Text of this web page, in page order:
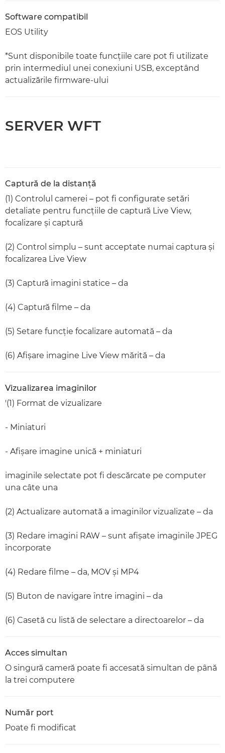
Software compatibil
EOS Utility
*Sunt disponibile toate funcţiile care pot fi utilizate
prin intermediul unei conexiuni USB, exceptând
actualizările firmware-ului
SERVER WFT
Captură de la distanţă
(1) Controlul camerei – pot fi configurate setări
detaliate pentru funcţiile de captură Live View,
focalizare şi captură
(2) Control simplu – sunt acceptate numai captura şi
focalizarea Live View
(3) Captură imagini statice – da
(4) Captură filme – da
(5) Setare funcţie focalizare automată – da
(6) Afişare imagine Live View mărită – da
Vizualizarea imaginilor
'(1) Format de vizualizare
- Miniaturi
- Afişare imagine unică + miniaturi
imaginile selectate pot fi descărcate pe computer
una câte una
(2) Actualizare automată a imaginilor vizualizate – da
(3) Redare imagini RAW – sunt afişate imaginile JPEG
încorporate
(4) Redare filme – da, MOV şi MP4
(5) Buton de navigare între imagini – da
(6) Casetă cu listă de selectare a directoarelor – da
Acces simultan
O singură cameră poate fi accesată simultan de până
la trei computere
Număr port
Poate fi modificat